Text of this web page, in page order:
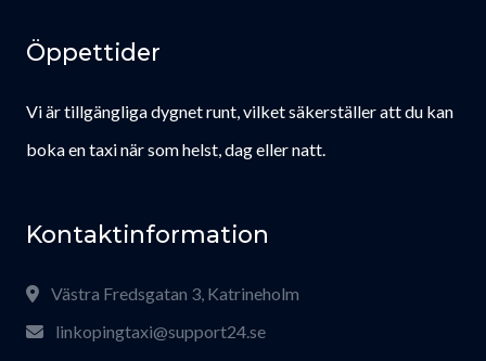
Öppettider
Vi är tillgängliga dygnet runt, vilket säkerställer att du kan
boka en taxi när som helst, dag eller natt.
Kontaktinformation
Västra Fredsgatan 3, Katrineholm
linkopingtaxi@support24.se